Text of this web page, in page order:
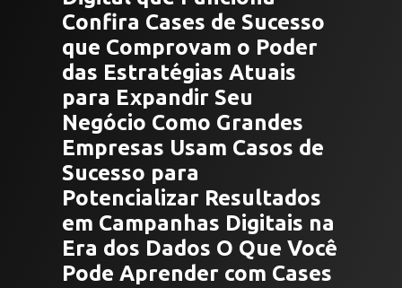
Confira Cases de Sucesso
que Comprovam o Poder
das Estratégias Atuais
para Expandir Seu
Negócio Como Grandes
Empresas Usam Casos de
Sucesso para
Potencializar Resultados
em Campanhas Digitais na
Era dos Dados O Que Você
Pode Aprender com Cases